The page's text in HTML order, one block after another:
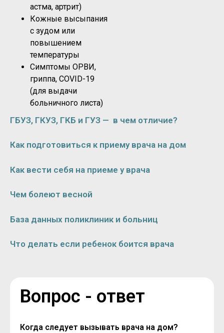
астма, артрит)
Кожные высыпания
с зудом или
повышением
температуры
Симптомы ОРВИ,
гриппа, COVID-19
(для выдачи
больничного листа)
ГБУЗ, ГКУЗ, ГКБ и ГУЗ — в чем отличие?
Как подготовиться к приему врача на дом
Как вести себя на приеме у врача
Чем болеют весной
База данных поликлиник и больниц
Что делать если ребенок боится врача
Вопрос - ответ
Когда следует вызывать врача на дом?